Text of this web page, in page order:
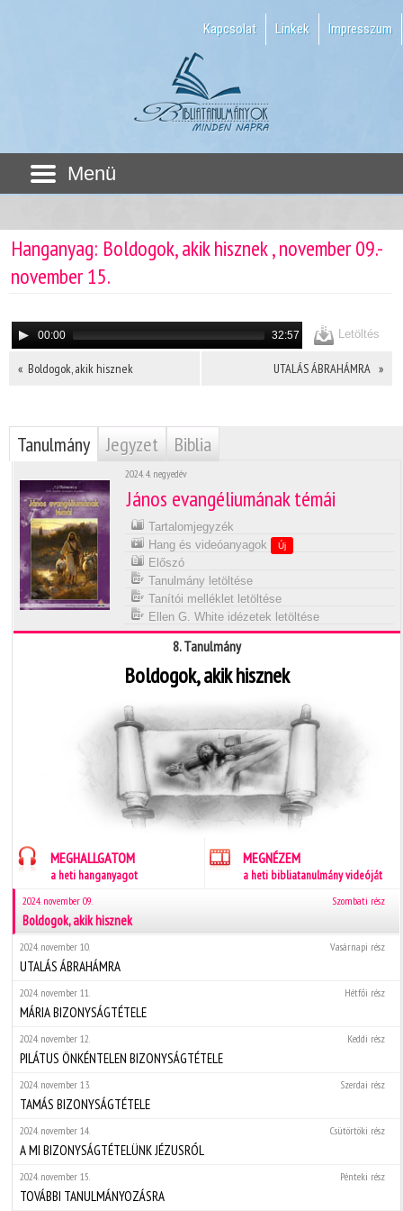
Kapcsolat Linkek Impresszum
Menü
Hanganyag: Boldogok, akik hisznek , november 09.-
november 15.
00:00 32:57 Letöltés
« Boldogok, akik hisznek UTALÁS ÁBRAHÁMRA »
Tanulmány Jegyzet Biblia
2024. 4. negyedév
János evangéliumának témái
Tartalomjegyzék
Hang és videóanyagok
Új
Előszó
Tanulmány letöltése
Tanítói melléklet letöltése
Ellen G. White idézetek letöltése
8. Tanulmány
Boldogok, akik hisznek
MEGHALLGATOM
a heti hanganyagot
MEGNÉZEM
a heti bibliatanulmány videóját
Szombati rész
2024. november 09.
Boldogok, akik hisznek
Vasárnapi rész
2024. november 10.
UTALÁS ÁBRAHÁMRA
Hétfői rész
2024. november 11.
MÁRIA BIZONYSÁGTÉTELE
Keddi rész
2024. november 12.
PILÁTUS ÖNKÉNTELEN BIZONYSÁGTÉTELE
Szerdai rész
2024. november 13.
TAMÁS BIZONYSÁGTÉTELE
Csütörtöki rész
2024. november 14.
A MI BIZONYSÁGTÉTELÜNK JÉZUSRÓL
Pénteki rész
2024. november 15.
TOVÁBBI TANULMÁNYOZÁSRA